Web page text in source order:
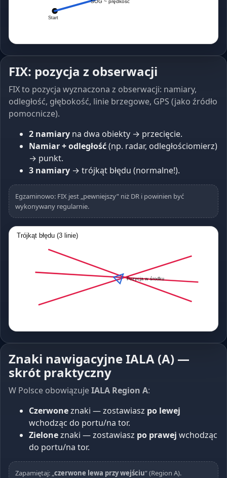
Start
FIX: pozycja z obserwacji
FIX to pozycja wyznaczona z obserwacji: namiary,
odległość, głębokość, linie brzegowe, GPS (jako źródło
pomocnicze).
2 namiary na dwa obiekty → przecięcie.
Namiar + odległość(np. radar, odległościomierz)
→ punkt.
3 namiary → trójkąt błędu (normalne!).
Egzaminowo: FIX jest „pewniejszy” niż DR i powinien być
wykonywany regularnie.
Trójkąt błędu (3 linie)
Pozycja w środku
Znaki nawigacyjne IALA (A) —
skrót praktyczny
W Polsce obowiązujeIALA Region A:
Czerwoneznaki — zostawiasz po lewej
wchodząc do portu/na tor.
Zieloneznaki — zostawiasz po prawej wchodząc
do portu/na tor.
Zapamiętaj: „czerwone lewa przy wejściu” (Region A).